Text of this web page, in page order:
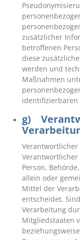
zusätzlicher
betroffenen
diese
werden und
Maßnahmen
identifizierbaren
g)
Person,
allein oder
Mittel der
entscheidet.
Verarbeitung
Mitgliedstaaten